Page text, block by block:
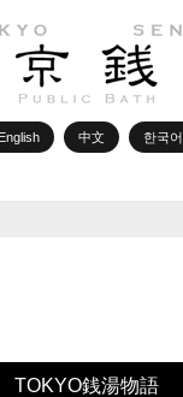
English 中文 한국어
TOKYO銭湯物語